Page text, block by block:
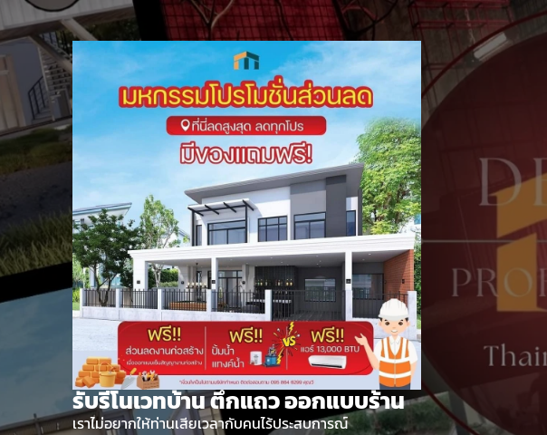
Skip
to
content
รับรีโนเวทบ้าน ตึกแถว ออกแบบร้าน
เราไม่อยากให้ท่านเสียเวลากับคนไร้ประสบการณ์